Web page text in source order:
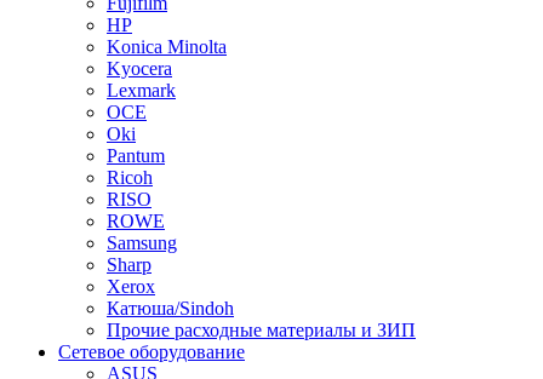
HP
Konica Minolta
Kyocera
Lexmark
OCE
Oki
Pantum
Ricoh
RISO
ROWE
Samsung
Sharp
Xerox
Катюша/Sindoh
Прочие расходные материалы и ЗИП
Сетевое оборудование
ASUS